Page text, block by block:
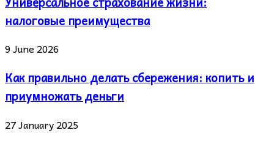
налоговые преимущества
9 June 2026
Как правильно делать сбережения: копить и
приумножать деньги
27 January 2025